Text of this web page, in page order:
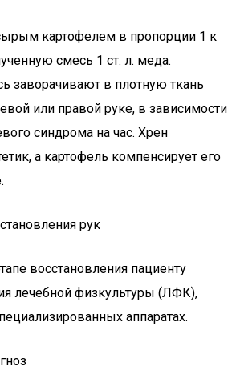
картофелем в пропорции 1 к
смесь 1 ст. л. меда.
заворачивают в плотную ткань
или правой руке, в зависимости
синдрома на час. Хрен
а картофель компенсирует его
рук
восстановления пациенту
лечебной физкультуры (ЛФК),
аппаратах.